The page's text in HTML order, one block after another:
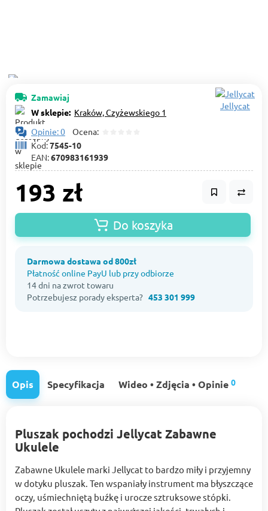
Zamawiaj
W sklepie: Kraków, Czyżewskiego 1
Opinie: 0 Ocena:
Kod:7545-10
EAN:670983161939
Jellycat
193 zł
Do koszyka
Darmowa dostawa od 800zł
Płatność online PayU lub przy odbiorze
14 dni na zwrot towaru
Potrzebujesz porady eksperta? 453 301 999
Opis Specyfikacja Wideo • Zdjęcia • Opinie 0
Pluszak pochodzi Jellycat Zabawne
Ukulele
Zabawne Ukulele marki Jellycat to bardzo miły i przyjemny
w dotyku pluszak. Ten wspaniały instrument ma błyszczące
oczy, uśmiechniętą buźkę i urocze sztruksowe stópki.